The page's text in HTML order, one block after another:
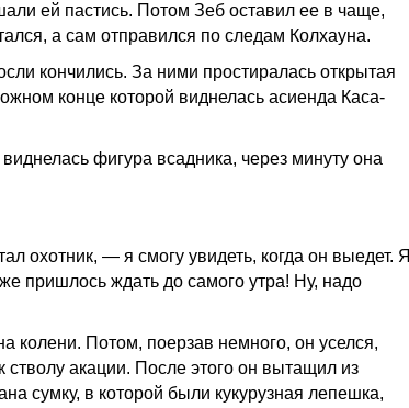
ей пастись. Потом Зеб оставил ее в чаще,
а сам отправился по следам Колхауна.
кончились. За ними простиралась открытая
конце которой виднелась асиенда Каса-
фигура всадника, через минуту она
охотник, — я смогу увидеть, когда он выедет. Я
пришлось ждать до самого утра! Ну, надо
колени. Потом, поерзав немного, он уселся,
стволу акации. После этого он вытащил из
сумку, в которой были кукурузная лепешка,